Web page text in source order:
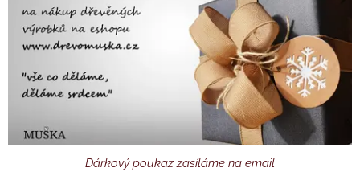
Dárkový poukaz zasíláme na email